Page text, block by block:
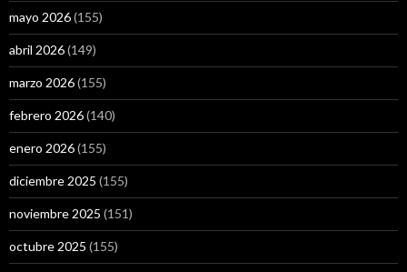
mayo 2026(155)
abril 2026(149)
marzo 2026(155)
febrero 2026(140)
enero 2026(155)
diciembre 2025 (155)
noviembre 2025 (151)
octubre 2025 (155)